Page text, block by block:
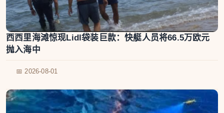
西西里海滩惊现Lidl袋装巨款：快艇人员将66.5万欧元
抛入海中
📅 2026-08-01